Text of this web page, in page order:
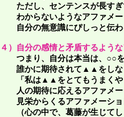
ただし、センテンスが長すぎ
わからないようなアファメー
自分の無意識にぴしっと伝わ
４）自分の感情と矛盾するよう
つまり、自分は本当は、○○を
誰かに期待されて▲▲をしな
「私は▲▲をとてもうまくや
人の期待に応えるアファメ
見栄からくるアファメーショ
（心の中で、葛藤が生じてし